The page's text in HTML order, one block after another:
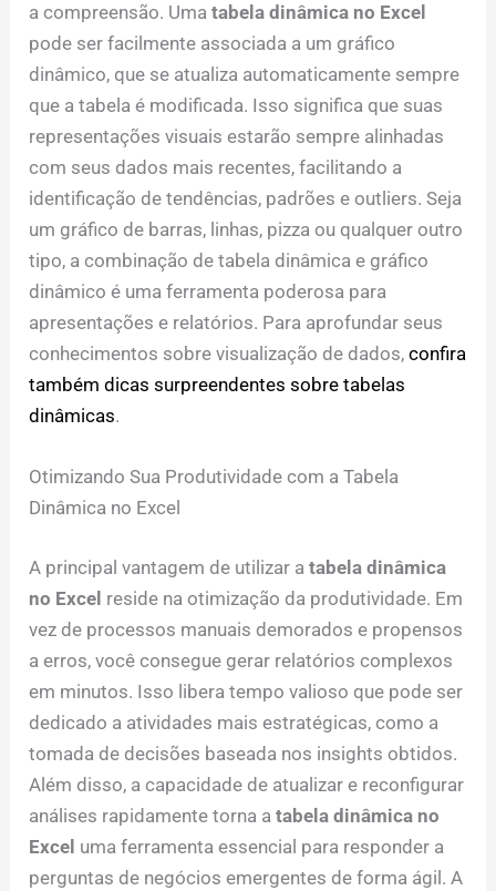
a compreensão. Umatabela dinâmica no Excel
pode ser facilmente associada a um gráfico
dinâmico, que se atualiza automaticamente sempre
que a tabela é modificada. Isso significa que suas
representações visuais estarão sempre alinhadas
com seus dados mais recentes, facilitando a
identificação de tendências, padrões e outliers. Seja
um gráfico de barras, linhas, pizza ou qualquer outro
tipo, a combinação de tabela dinâmica e gráfico
dinâmico é uma ferramenta poderosa para
apresentações e relatórios. Para aprofundar seus
conhecimentos sobre visualização de dados,confira
também dicas surpreendentes sobre tabelas
dinâmicas.
Otimizando Sua Produtividade com a Tabela
Dinâmica no Excel
A principal vantagem de utilizar atabela dinâmica
no Excel reside na otimização da produtividade. Em
vez de processos manuais demorados e propensos
a erros, você consegue gerar relatórios complexos
em minutos. Isso libera tempo valioso que pode ser
dedicado a atividades mais estratégicas, como a
tomada de decisões baseada nos insights obtidos.
Além disso, a capacidade de atualizar e reconfigurar
análises rapidamente torna atabela dinâmica no
Excel uma ferramenta essencial para responder a
perguntas de negócios emergentes de forma ágil. A